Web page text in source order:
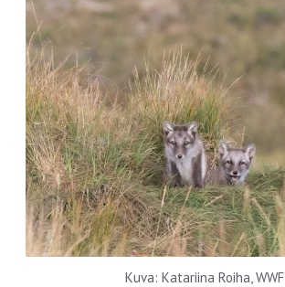
Kuva: Katariina Roiha, WWF